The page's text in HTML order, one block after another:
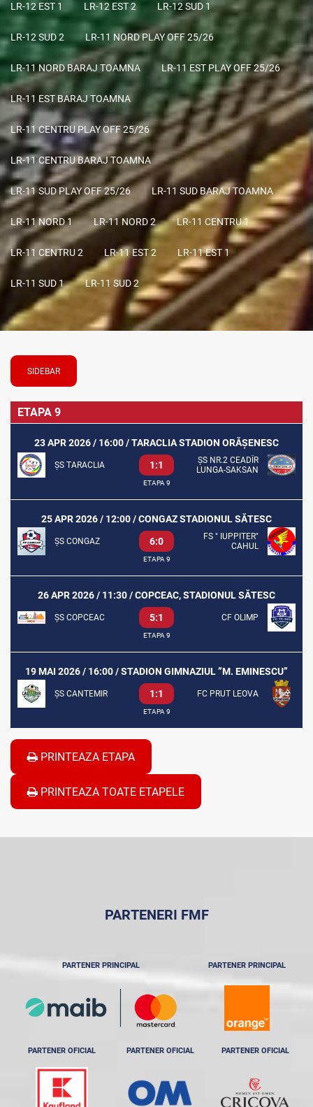
LR-12 EST 1 LR-12 EST 2 LR-12 SUD 1
LR-12 SUD 2 LR-11 NORD PLAY OFF 25/26
LR-11 NORD BARAJ TOAMNA LR-11 EST PLAY OFF 25/26
LR-11 EST BARAJ TOAMNA
LR-11 CENTRU PLAY OFF 25/26
LR-11 CENTRU BARAJ TOAMNA
LR-11 SUD PLAY OFF 25/26 LR-11 SUD BARAJ TOAMNA
LR-11 NORD 1 LR-11 NORD 2 LR-11 CENTRU 1
LR-11 CENTRU 2 LR-11 EST 2 LR-11 EST 1
LR-11 SUD 1 LR-11 SUD 2
SIDEBAR
ETAPA 9
23 APR 2026 / 16:00 / TARACLIA STADION ORĂȘENESC
ȘS TARACLIA 1:1
ȘS NR.2 CEADÎR
LUNGA-SAKSAN
ETAPA 9
25 APR 2026 / 12:00 / CONGAZ STADIONUL SĂTESC
ȘS CONGAZ 6:0
FS " IUPPITER"
CAHUL
ETAPA 9
26 APR 2026 / 11:30 / COPCEAC, STADIONUL SĂTESC
ȘS COPCEAC 5:1 CF OLIMP
ETAPA 9
19 MAI 2026 / 16:00 / STADION GIMNAZIUL ”M. EMINESCU”
ȘS CANTEMIR 1:1 FC PRUT LEOVA
ETAPA 9
PRINTEAZA ETAPA
PRINTEAZA TOATE ETAPELE
PARTENERI FMF
PARTENER PRINCIPAL PARTENER PRINCIPAL
PARTENER OFICIAL PARTENER OFICIAL PARTENER OFICIAL